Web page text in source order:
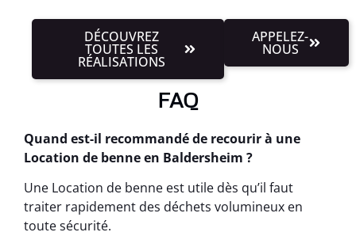
DÉCOUVREZ
TOUTES LES
RÉALISATIONS
APPELEZ-
NOUS
FAQ
Quand est-il recommandé de recourir à une
Location de benne en Baldersheim ?
Une Location de benne est utile dès qu’il faut
traiter rapidement des déchets volumineux en
toute sécurité.